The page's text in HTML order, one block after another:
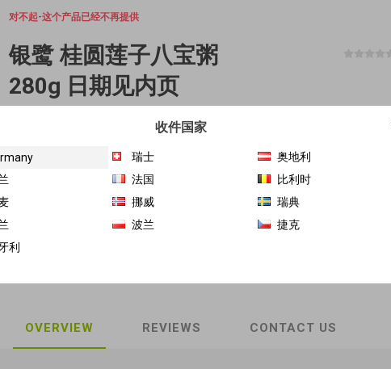
对不起-这个产品已经不再提供
银鹭 桂圆莲子八宝粥
280g 日期见内页
€0,56/ 100 g 最佳赏味期 2027-03-11
OVERVIEW REVIEWS CONTACT US
收件国家
瑞士
奥地利
法国
比利时
挪威
瑞典
波兰
捷克
利